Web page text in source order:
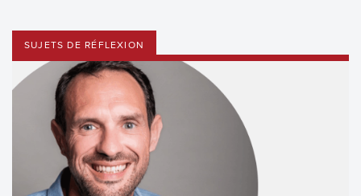
SUJETS DE RÉFLEXION